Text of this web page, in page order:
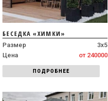
БЕСЕДКА «ХИМКИ»
Размер
3х5
Цена
от 240000
ПОДРОБНЕЕ